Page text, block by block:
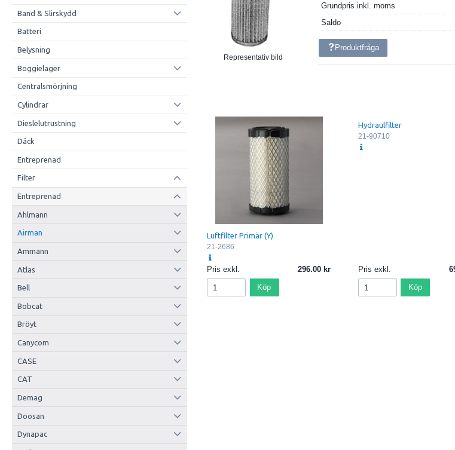
Band & Slirskydd
Batteri
Belysning
Boggielager
Centralsmörjning
Cylindrar
Dieslelutrustning
Däck
Entreprenad
Filter
Entreprenad
Ahlmann
Airman
Ammann
Atlas
Bell
Bobcat
Bröyt
Canycom
CASE
CAT
Demag
Doosan
Dynapac
Representativ bild
Grundpris inkl. moms
Saldo
Produktfråga
Luftfilter Primär (Y)
21-2686
Pris exkl. 296.00
Köp
Hydraulfilter
21-90710
Pris exkl.
Köp